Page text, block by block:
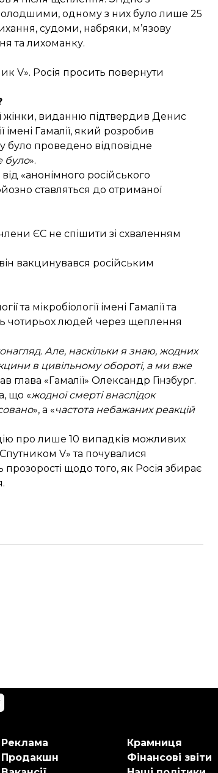
одному з них було лише 25
судоми, набряки, м’язову
та лихоманку.
V». Росія просить повернути
жінки, виданню підтвердив Денис
імені Гамалії, який розробив
було проведено відповідне
було».
«анонімного російського
ставляться до отриманої
ЄС не спішити зі схваленням
вакцинувався російським
мікробіології імені Гамалії та
чотирьох людей через щеплення
Але, наскільки я знаю, жодних
в цивільному обороті, а ми вже
глава «Гамалії» Олександр Гінзбург.
, що «жодної смерті внаслідок
», а «частота небажаних реакцій
про лише 10 випадків можливих
V» та почувалися
щодо того, як Росія збирає
Реклама
Продакшн
Крамниця
Фінансові звіти